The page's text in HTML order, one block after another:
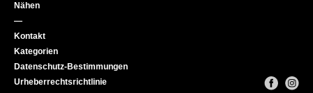
Nähen
—
Kontakt
Kategorien
Datenschutz-Bestimmungen
Urheberrechtsrichtlinie